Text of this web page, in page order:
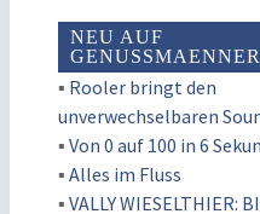
NEU AUF
▪ Rooler bringt den
unverwechselbaren
▪ Von 0 auf 100 in 6
▪ Alles im Fluss
▪ VALLY WIESELTHIER: